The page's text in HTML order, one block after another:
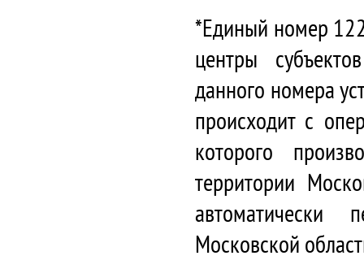
*Единый номер
центры
данного номера
происходит с
которого
территории
автоматически
Московской